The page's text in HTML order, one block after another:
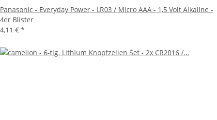
Panasonic - Everyday Power - LR03 / Micro AAA - 1,5 Volt Alkaline -
4er Blister
4,11 € *